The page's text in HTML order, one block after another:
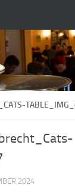
2024